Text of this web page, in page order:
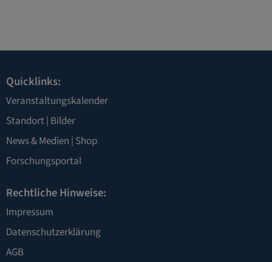
Quicklinks:
Veranstaltungskalender
Standort| Bilder
News & Medien | Shop
Forschungsportal
Rechtliche Hinweise:
Impressum
Datenschutzerklärung
AGB